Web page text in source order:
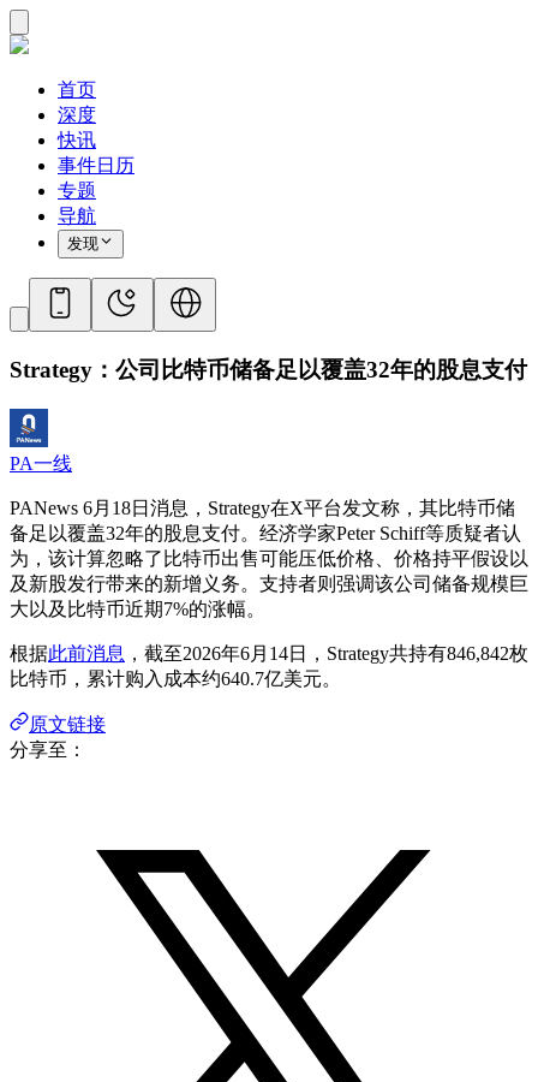
首页
深度
快讯
事件日历
专题
导航
发现
Strategy：公司比特币储备足以覆盖32年的股息支付
PA一线
PANews 6月18日消息，Strategy在X平台发文称，其比特币储
备足以覆盖32年的股息支付。经济学家Peter Schiff等质疑者认
为，该计算忽略了比特币出售可能压低价格、价格持平假设以
及新股发行带来的新增义务。支持者则强调该公司储备规模巨
大以及比特币近期7%的涨幅。
根据此前消息 ，截至2026年6月14日，Strategy共持有846,842枚
比特币，累计购入成本约640.7亿美元。
原文链接
分享至：